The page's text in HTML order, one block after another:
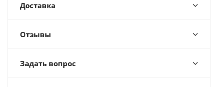
Доставка
Отзывы
Задать вопрос